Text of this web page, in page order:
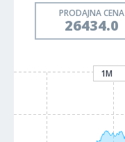
PRODAJNA CENA
26434.0
1M